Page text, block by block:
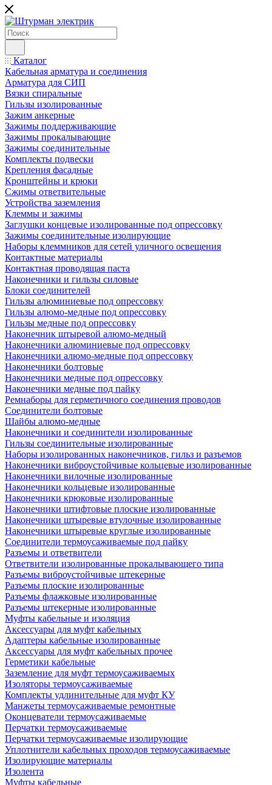
Каталог
Кабельная арматура и соединения
Арматура для СИП
Вязки спиральные
Гильзы изолированные
Зажим анкерные
Зажимы поддерживающие
Зажимы прокалывающие
Зажимы соединительные
Комплекты подвески
Крепления фасадные
Кронштейны и крюки
Сжимы ответвительные
Устройства заземления
Клеммы и зажимы
Заглушки концевые изолированные под опрессовку
Зажимы соединительные изолирующие
Наборы клеммников для сетей уличного освещения
Контактные материалы
Контактная проводящая паста
Наконечники и гильзы силовые
Блоки соединителей
Гильзы алюминиевые под опрессовку
Гильзы алюмо-медные под опрессовку
Гильзы медные под опрессовку
Наконечник штыревой алюмо-медный
Наконечники алюминиевые под опрессовку
Наконечники алюмо-медные под опрессовку
Наконечники болтовые
Наконечники медные под опрессовку
Наконечники медные под пайку
Ремнаборы для герметичного соединения проводов
Соединители болтовые
Шайбы алюмо-медные
Наконечники и соединители изолированные
Гильзы соединительные изолированные
Наборы изолированных наконечников, гильз и разъемов
Наконечники виброустойчивые кольцевые изолированные
Наконечники вилочные изолированные
Наконечники кольцевые изолированные
Наконечники крюковые изолированные
Наконечники штифтовые плоские изолированные
Наконечники штыревые втулочные изолированные
Наконечники штыревые круглые изолированные
Соединители термоусаживаемые под пайку
Разъемы и ответвители
Ответвители изолированные прокалывающего типа
Разъемы виброустойчивые штекерные
Разъемы плоские изолированные
Разъемы флажковые изолированные
Разъемы штекерные изолированные
Муфты кабельные и изоляция
Аксессуары для муфт кабельных
Адаптеры кабельные изолированные
Аксессуары для муфт кабельных прочее
Герметики кабельные
Заземление для муфт термоусаживаемых
Изоляторы термоусаживаемые
Комплекты удлинительные для муфт КУ
Манжеты термоусаживаемые ремонтные
Оконцеватели термоусаживаемые
Перчатки термоусаживаемые
Перчатки термоусаживаемые изолирующие
Уплотнители кабельных проходов термоусаживаемые
Изолирующие материалы
Изолента
Муфты кабельные